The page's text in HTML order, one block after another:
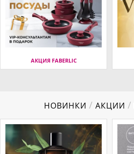
АКЦИЯ FABERLIC
НОВИНКИ / АКЦИИ /